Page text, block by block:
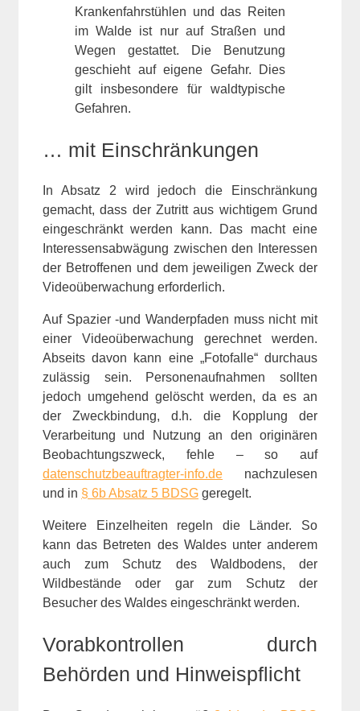
Krankenfahrstühlen und das Reiten
im Walde ist nur auf Straßen und
Wegen gestattet. Die Benutzung
geschieht auf eigene Gefahr. Dies
gilt insbesondere für waldtypische
Gefahren.
… mit Einschränkungen
In Absatz 2 wird jedoch die Einschränkung
gemacht, dass der Zutritt aus wichtigem Grund
eingeschränkt werden kann. Das macht eine
Interessensabwägung zwischen den Interessen
der Betroffenen und dem jeweiligen Zweck der
Videoüberwachung erforderlich.
Auf Spazier -und Wanderpfaden muss nicht mit
einer Videoüberwachung gerechnet werden.
Abseits davon kann eine „Fotofalle“ durchaus
zulässig sein. Personenaufnahmen sollten
jedoch umgehend gelöscht werden, da es an
der Zweckbindung, d.h. die Kopplung der
Verarbeitung und Nutzung an den originären
Beobachtungszweck, fehle – so auf
datenschutzbeauftragter-info.de nachzulesen
und in § 6b Absatz 5 BDSG geregelt.
Weitere Einzelheiten regeln die Länder. So
kann das Betreten des Waldes unter anderem
auch zum Schutz des Waldbodens, der
Wildbestände oder gar zum Schutz der
Besucher des Waldes eingeschränkt werden.
Vorabkontrollen durch
Behörden und Hinweispflicht